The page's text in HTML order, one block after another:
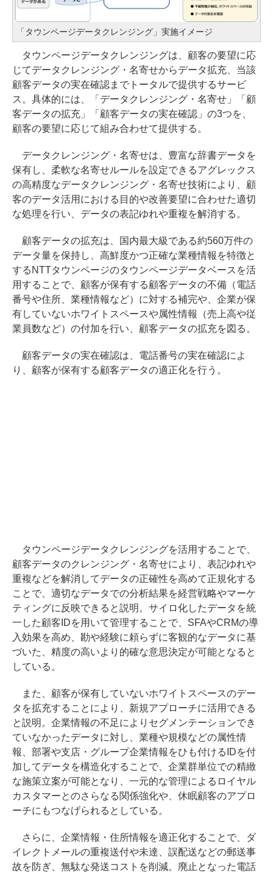
「タウンページデータクレンジング」実施イメージ
タウンページデータクレンジングは、顧客の要望に応
じてデータクレンジング・名寄せからデータ拡充、当該
顧客データの実在確認までトータルで提供するサービ
ス。具体的には、「データクレンジング・名寄せ」「顧
客データの拡充」「顧客データの実在確認」の3つを、
顧客の要望に応じて組み合わせて提供する。
データクレンジング・名寄せは、豊富な辞書データを
保有し、柔軟な名寄せルールを設定できるアグレックス
の高精度なデータクレンジング・名寄せ技術により、顧
客のデータ活用における目的や改善要望に合わせた適切
な処理を行い、データの表記ゆれや重複を解消する。
顧客データの拡充は、国内最大級である約560万件の
データ量を保持し、高鮮度かつ正確な業種情報を特徴と
するNTTタウンページのタウンページデータベースを活
用することで、顧客が保有する顧客データの不備（電話
番号や住所、業種情報など）に対する補完や、企業が保
有していないホワイトスペースや属性情報（売上高や従
業員数など）の付加を行い、顧客データの拡充を図る。
顧客データの実在確認は、電話番号の実在確認によ
り、顧客が保有する顧客データの適正化を行う。
タウンページデータクレンジングを活用することで、
顧客データのクレンジング・名寄せにより、表記ゆれや
重複などを解消してデータの正確性を高めて正規化する
ことで、適切なデータでの分析結果を経営戦略やマーケ
ティングに反映できると説明。サイロ化したデータを統
一した顧客IDを用いて管理することで、SFAやCRMの導
入効果を高め、勘や経験に頼らずに客観的なデータに基
づいた、精度の高いより的確な意思決定が可能となると
している。
また、顧客が保有していないホワイトスペースのデー
タを拡充することにより、新規アプローチに活用できる
と説明。企業情報の不足によりセグメンテーションでき
ていなかったデータに対し、業種や規模などの属性情
報、部署や支店・グループ企業情報をひも付けるIDを付
加してデータを構造化することで、企業群単位での精緻
な施策立案が可能となり、一元的な管理によるロイヤル
カスタマーとのさらなる関係強化や、休眠顧客のアプロ
ーチにもつなげられるとしている。
さらに、企業情報・住所情報を適正化することで、ダ
イレクトメールの重複送付や未達、誤配送などの郵送事
故を防ぎ、無駄な発送コストを削減。廃止となった電話